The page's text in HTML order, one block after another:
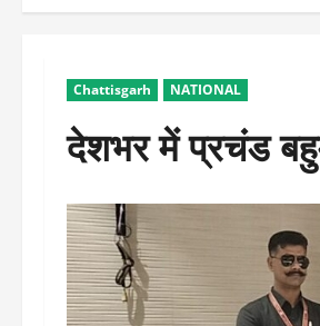
Chattisgarh NATIONAL
देशभर में प्रचंड